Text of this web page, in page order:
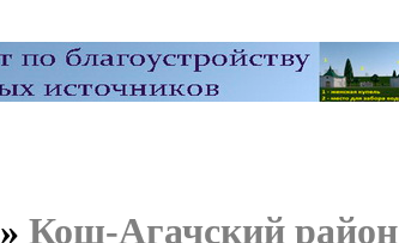
» Кош-Агачский район